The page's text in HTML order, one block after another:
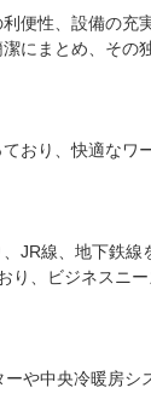
便性、設備の充
にまとめ、その
おり、快適なワ
JR線、地下鉄線
り、ビジネスニ
や中央冷暖房シ